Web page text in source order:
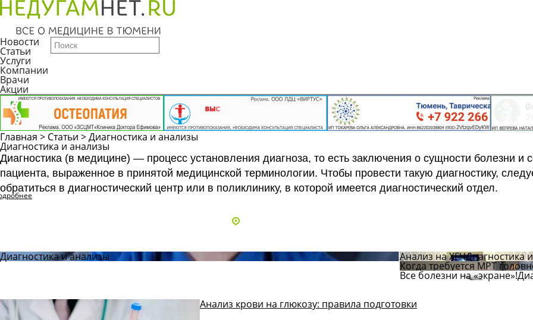
Новости
Статьи
Услуги
Компании
Врачи
Акции
Главная > Статьи >Диагностика и анализы
Диагностика и анализы
Диагностика (в медицине) — процесс установления диагноза, то есть заключения о сущности болезни и
пациента, выраженное в принятой медицинской терминологии. Чтобы провести такую диагностику,
обратиться в диагностический центр или в поликлинику, в которой имеется диагностический отдел.
Диагностика и анализы Анализ на ХГЧДиагностика
Когда требуется МРТ
Все болезни на «экране»!
Анализ крови на глюкозу: правила подготовки